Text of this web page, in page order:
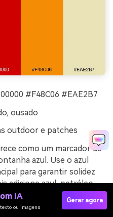
#F48C06 #EAE2B7
ousado
outdoor e patches
como um marcador de
azul. Use o azul
para garantir solidez
adicione azul-petróleo
Vermelho e laranja
detalhes para energia,
IA
ou imagens
Gerar agora